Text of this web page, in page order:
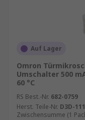
Auf Lager
Omron
Umschalter 500
60 °C
RS Best.-Nr. 682-0759
Herst. Teile-Nr. D3D-111
Zwischensumme (1